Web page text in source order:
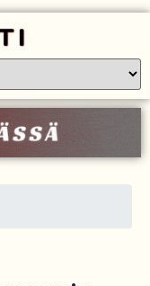
valitsi Katy Perryn
sijaan
hoidon puolesta